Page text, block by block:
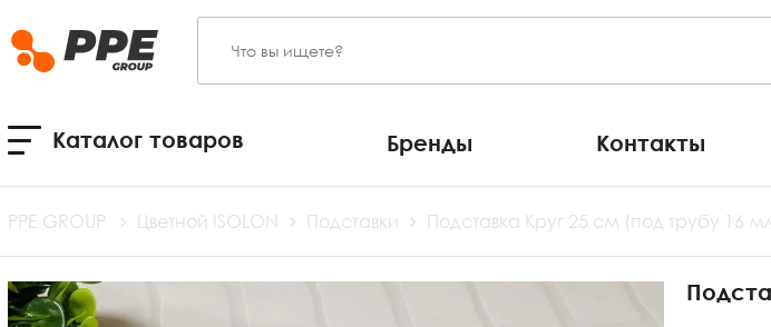
Каталог товаров Бренды Контакты
PPE GROUP Цветной ISOLON Подставки Подставка Круг 25 см (под трубу 16